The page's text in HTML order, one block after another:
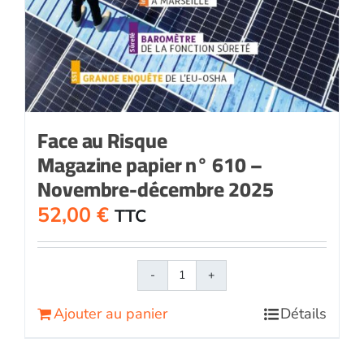
Face au Risque
Magazine papier n° 610 –
Novembre-décembre 2025
52,00 € TTC
quantité
Ajouter au panier Détails